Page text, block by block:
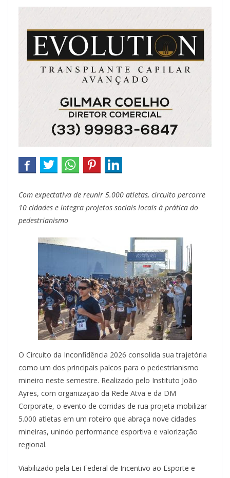
Com expectativa de reunir 5.000 atletas, circuito percorre
10 cidades e integra projetos sociais locais à prática do
pedestrianismo
O Circuito da Inconfidência 2026 consolida sua trajetória
como um dos principais palcos para o pedestrianismo
mineiro neste semestre. Realizado pelo Instituto João
Ayres, com organização da Rede Atva e da DM
Corporate, o evento de corridas de rua projeta mobilizar
5.000 atletas em um roteiro que abraça nove cidades
mineiras, unindo performance esportiva e valorização
regional.
Viabilizado pela Lei Federal de Incentivo ao Esporte e